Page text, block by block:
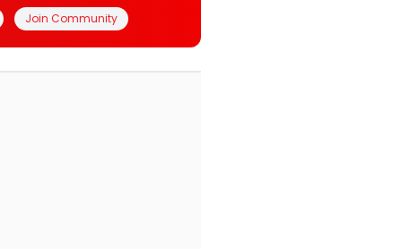
Join Community